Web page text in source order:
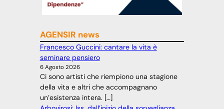
AGENSIR news
Francesco Guccini: cantare la vita è
seminare pensiero
6 Agosto 2026
Ci sono artisti che riempiono una stagione
della vita e altri che accompagnano
un’esistenza intera. […]